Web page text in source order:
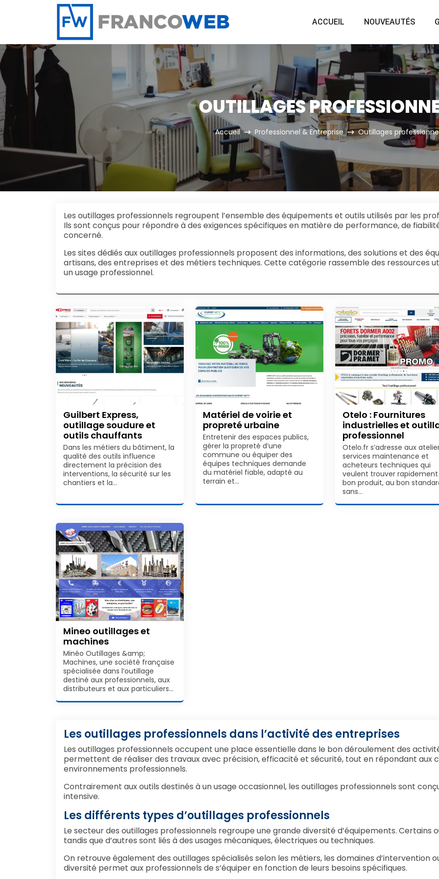
Panneau de gestion des cookies
ACCUEIL NOUVEAUTÉS
OUTILLAGES
Accueil Professionnel & Entreprise Outillages
Les outillages professionnels regroupent l’ensemble des équipements et outils utilisés par les
Ils sont conçus pour répondre à des exigences spécifiques en matière de performance, de
concerné.
Les sites dédiés aux outillages professionnels proposent des informations, des solutions et des
artisans, des entreprises et des métiers techniques. Cette catégorie rassemble des ressources
un usage professionnel.
Guilbert Express,
outillage soudure et
outils chauffants
Dans les métiers du bâtiment, la
qualité des outils influence
directement la précision des
interventions, la sécurité sur les
chantiers et la…
Matériel de voirie et
propreté urbaine
Entretenir des espaces publics,
gérer la propreté d’une
commune ou équiper des
équipes techniques demande
du matériel fiable, adapté au
terrain et…
Otelo : Fournitures
industrielles et
professionnel
Otelo.fr s’adresse aux
services maintenance et
acheteurs techniques qui
veulent trouver rapidement
bon produit, au bon
sans…
Mineo outillages et
machines
Minéo Outillages &amp;
Machines, une société française
spécialisée dans l’outillage
destiné aux professionnels, aux
distributeurs et aux particuliers…
Les outillages professionnels dans l’activité des entreprises
Les outillages professionnels occupent une place essentielle dans le bon déroulement des
permettent de réaliser des travaux avec précision, efficacité et sécurité, tout en répondant aux
environnements professionnels.
Contrairement aux outils destinés à un usage occasionnel, les outillages professionnels sont
intensive.
Les différents types d’outillages professionnels
Le secteur des outillages professionnels regroupe une grande diversité d’équipements. Certains
tandis que d’autres sont liés à des usages mécaniques, électriques ou techniques.
On retrouve également des outillages spécialisés selon les métiers, les domaines d’intervention
diversité permet aux professionnels de s’équiper en fonction de leurs besoins spécifiques.